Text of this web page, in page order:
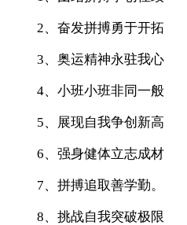
2、奋发拼搏勇于开拓
3、奥运精神永驻我心
4、小班小班非同一般
5、展现自我争创新高
6、强身健体立志成材
7、拼搏追取善学勤。
8、挑战自我突破极限